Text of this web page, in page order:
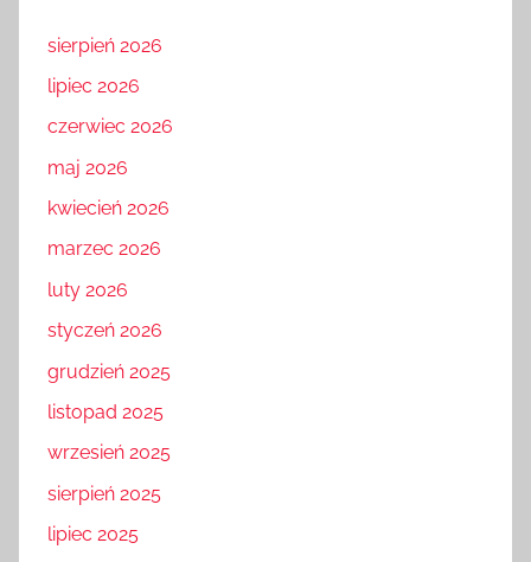
sierpień 2026
lipiec 2026
czerwiec 2026
maj 2026
kwiecień 2026
marzec 2026
luty 2026
styczeń 2026
grudzień 2025
listopad 2025
wrzesień 2025
sierpień 2025
lipiec 2025